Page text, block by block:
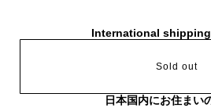
International
Sold out
日本国内にお住まい